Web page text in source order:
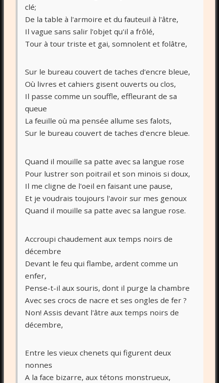
clé;
De la table à l'armoire et du fauteuil à l'âtre,
Il vague sans salir l'objet qu'il a frôlé,
Tour à tour triste et gai, somnolent et folâtre,
Sur le bureau couvert de taches d'encre bleue,
Où livres et cahiers gisent ouverts ou clos,
Il passe comme un souffle, effleurant de sa
queue
La feuille où ma pensée allume ses falots,
Sur le bureau couvert de taches d'encre bleue.
Quand il mouille sa patte avec sa langue rose
Pour lustrer son poitrail et son minois si doux,
Il me cligne de l'oeil en faisant une pause,
Et je voudrais toujours l'avoir sur mes genoux
Quand il mouille sa patte avec sa langue rose.
Accroupi chaudement aux temps noirs de
décembre
Devant le feu qui flambe, ardent comme un
enfer,
Pense-t-il aux souris, dont il purge la chambre
Avec ses crocs de nacre et ses ongles de fer ?
Non! Assis devant l'âtre aux temps noirs de
décembre,
Entre les vieux chenets qui figurent deux
nonnes
A la face bizarre, aux tétons monstrueux,